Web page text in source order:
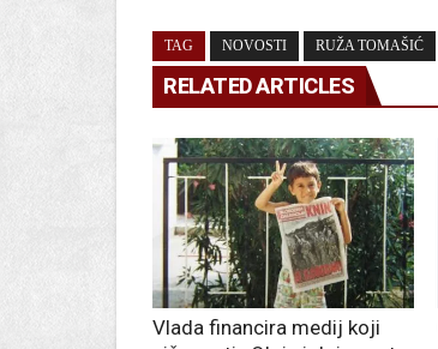
TAG NOVOSTI RUŽA TOMAŠIĆ
RELATED ARTICLES
Vlada financira medij koji